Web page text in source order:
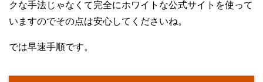
クな手法じゃなくて完全にホワイトな公式サイトを使って
いますのでその点は安心してくださいね。
では早速手順です。